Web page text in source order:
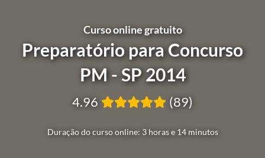
Curso online gratuito
Preparatório para Concurso
PM - SP 2014
Duração do curso online: 3 horas e 14 minutos
4.96 (89)